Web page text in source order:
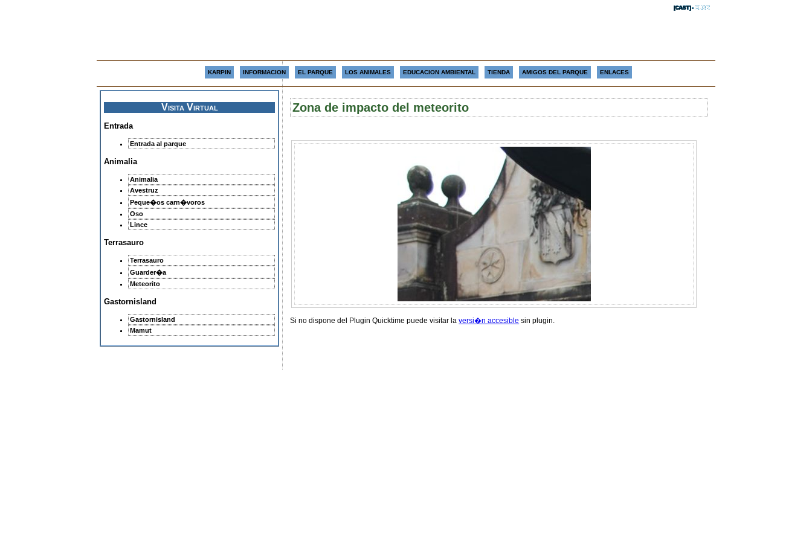
KARPIN INFORMACION EL PARQUE LOS ANIMALES EDUCACION AMBIENTAL TIENDA AMIGOS DEL PARQUE ENLACES
Visita Virtual
Entrada
Entrada al parque
Animalia
Animalia
Avestruz
Peque�os carn�voros
Oso
Lince
Terrasauro
Terrasauro
Guarder�a
Meteorito
Gastornisland
Gastornisland
Mamut
Zona de impacto del meteorito
Si no dispone del Plugin Quicktime puede visitar laversi�n accesible sin plugin.